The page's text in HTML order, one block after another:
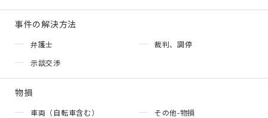
事件の解決方法
弁護士
裁判、調停
示談交渉
物損
車両（自転車含む） その他-物損